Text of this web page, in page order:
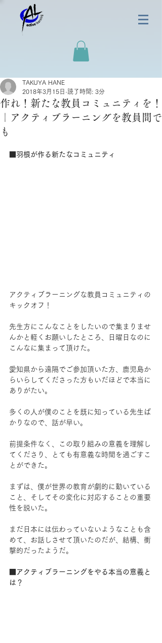
作れ！新たな教員コミュニティを！
｜アクティブラーニングを教員間で
も
TAKUYA HANE
2018年3月15日 読了時間: 3分
■羽根が作る新たなコミュニティ
アクティブラーニングな教員コミュニティの
キックオフ！
先生方にこんなことをしたいので集まりませ
んかと軽くお願いしたところ、日曜日なのに
こんなに集まって頂けた。
愛知県から遠隔でご参加頂いた方、鹿児島か
らいらしてくださった方もいだほどで本当に
ありがたい。
多くの人が僕のことを既に知っている先生ば
かりなので、話が早い。
前提条件なく、この取り組みの意義を理解し
てくださり、とても有意義な時間を過ごすこ
とができた。
まずは、僕が世界の教育が劇的に動いている
こと、そしてその変化に対応することの重要
性を説いた。
まだ日本には伝わっていないようなことも含
めて、お話しさせて頂いたのだが、結構、衝
撃的だったようだ。
■アクティブラーニングをやる本当の意義と
は？